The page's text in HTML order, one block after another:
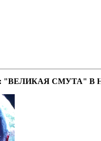
"ВЕЛИКАЯ СМУТА"